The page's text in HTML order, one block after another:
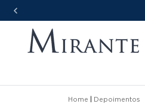
Home Depoimentos